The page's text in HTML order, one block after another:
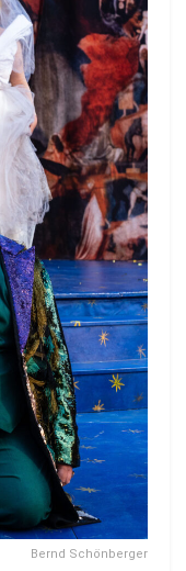
Bernd Schönberger